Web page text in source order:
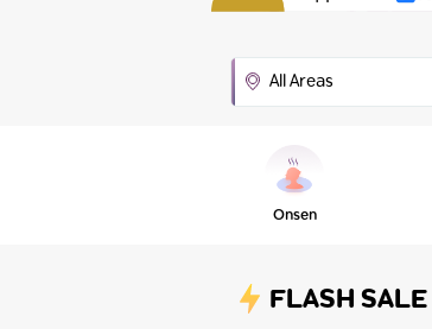
All Areas
Onsen
FLASH SALE